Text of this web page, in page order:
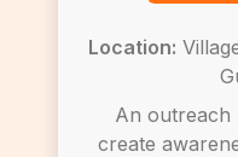
Location:
An outreach
create